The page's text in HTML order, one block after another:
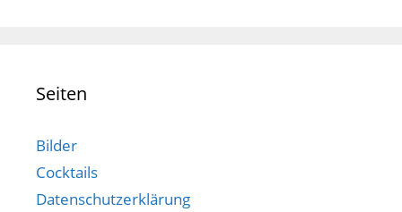
Seiten
Bilder
Cocktails
Datenschutzerklärung